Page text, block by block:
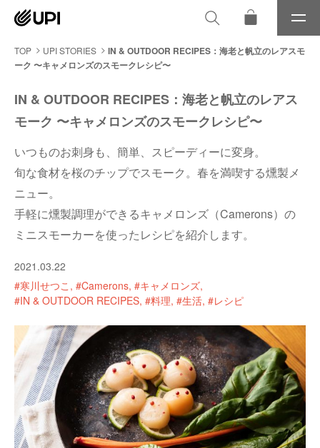
メ
ニ
ュ
TOP UPI STORIES
IN & OUTDOOR RECIPES：海老と帆立のレアスモ
ーク 〜キャメロンズのスモークレシピ〜
IN & OUTDOOR RECIPES：海老と帆立のレアス
モーク 〜キャメロンズのスモークレシピ〜
いつものお刺身も、簡単、スピーディーに変身。
旬な食材を桜のチップでスモーク。春を満喫する燻製メ
ニュー。
手軽に燻製調理ができるキャメロンズ（Camerons）の
ミニスモーカーを使ったレシピを紹介します。
2021.03.22
#寒川せつこ #Camerons #キャメロンズ
#IN & OUTDOOR RECIPES #料理 #生活 #レシピ